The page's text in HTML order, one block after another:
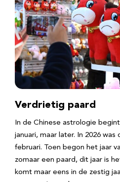
Verdrietig paard
In de Chinese astrologie
januari, maar later. In 2026 was
februari. Toen begon het jaar
zomaar een paard, dit jaar is
komt maar eens in de zestig